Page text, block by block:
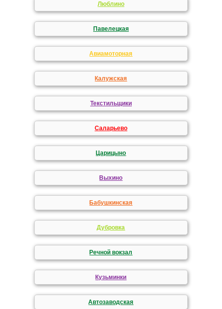
Люблино
Павелецкая
Авиамоторная
Калужская
Текстильщики
Саларьево
Царицыно
Выхино
Бабушкинская
Дубровка
Речной вокзал
Кузьминки
Автозаводская